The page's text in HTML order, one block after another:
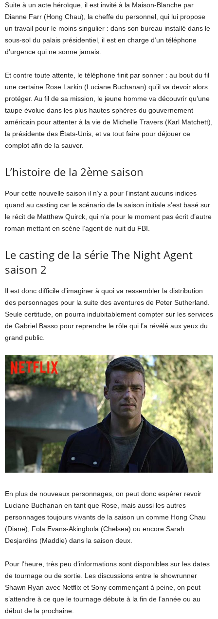
Suite à un acte héroïque, il est invité à la Maison-Blanche par
Dianne Farr (Hong Chau), la cheffe du personnel, qui lui propose
un travail pour le moins singulier : dans son bureau installé dans le
sous-sol du palais présidentiel, il est en charge d’un téléphone
d’urgence qui ne sonne jamais.
Et contre toute attente, le téléphone finit par sonner : au bout du fil
une certaine Rose Larkin (Luciane Buchanan) qu’il va devoir alors
protéger. Au fil de sa mission, le jeune homme va découvrir qu’une
taupe évolue dans les plus hautes sphères du gouvernement
américain pour attenter à la vie de Michelle Travers (Karl Matchett),
la présidente des États-Unis, et va tout faire pour déjouer ce
complot afin de la sauver.
L’histoire de la 2ème saison
Pour cette nouvelle saison il n’y a pour l’instant aucuns indices
quand au casting car le scénario de la saison initiale s’est basé sur
le récit de Matthew Quirck, qui n’a pour le moment pas écrit d’autre
roman mettant en scène l’agent de nuit du FBI.
Le casting de la série The Night Agent
saison 2
Il est donc difficile d’imaginer à quoi va ressembler la distribution
des personnages pour la suite des aventures de Peter Sutherland.
Seule certitude, on pourra indubitablement compter sur les services
de Gabriel Basso pour reprendre le rôle qui l’a révélé aux yeux du
grand public.
En plus de nouveaux personnages, on peut donc espérer revoir
Luciane Buchanan en tant que Rose, mais aussi les autres
personnages toujours vivants de la saison un comme Hong Chau
(Diane), Fola Evans-Akingbola (Chelsea) ou encore Sarah
Desjardins (Maddie) dans la saison deux.
Pour l’heure, très peu d’informations sont disponibles sur les dates
de tournage ou de sortie. Les discussions entre le showrunner
Shawn Ryan avec Netflix et Sony commençant à peine, on peut
s’attendre à ce que le tournage débute à la fin de l’année ou au
début de la prochaine.